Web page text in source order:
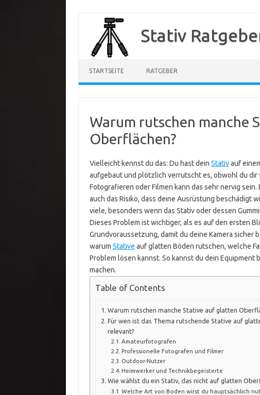
springen
Stativ
STARTSEITE RATGEBER
Warum rutschen manche
Oberflächen?
Vielleicht kennst du das: Du hast dein Stativauf
aufgebaut und plötzlich verrutscht es, obwohl du dir
Fotografieren oder Filmen kann das sehr nervig
auch das Risiko, dass deine Ausrüstung beschädigt
viele, besonders wenn das Stativ oder dessen
Dieses Problem ist wichtiger, als es auf den ersten
Grundvoraussetzung, damit du deine Kamera sicher
warum Stative auf glatten Böden rutschen, welche
Problem lösen kannst. So kannst du dein
machen.
Table of Contents
Warum rutschen manche Stative auf glatten
Für wen ist das Thema rutschende Stative auf
relevant?
Amateurfotografen
Professionelle Fotografen und Filmer
Outdoor-Nutzer
Heimwerker und Technikbegeisterte
Wie wählst du ein Stativ, das nicht auf glatten
Welche Art von Boden wirst du hauptsächlich